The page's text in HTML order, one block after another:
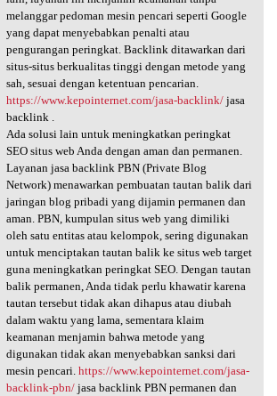
melanggar pedoman mesin pencari seperti Google
yang dapat menyebabkan penalti atau
pengurangan peringkat. Backlink ditawarkan dari
situs-situs berkualitas tinggi dengan metode yang
sah, sesuai dengan ketentuan pencarian.
https://www.kepointernet.com/jasa-backlink/jasa
backlink .
Ada solusi lain untuk meningkatkan peringkat
SEO situs web Anda dengan aman dan permanen.
Layanan jasa backlink PBN (Private Blog
Network) menawarkan pembuatan tautan balik dari
jaringan blog pribadi yang dijamin permanen dan
aman. PBN, kumpulan situs web yang dimiliki
oleh satu entitas atau kelompok, sering digunakan
untuk menciptakan tautan balik ke situs web target
guna meningkatkan peringkat SEO. Dengan tautan
balik permanen, Anda tidak perlu khawatir karena
tautan tersebut tidak akan dihapus atau diubah
dalam waktu yang lama, sementara klaim
keamanan menjamin bahwa metode yang
digunakan tidak akan menyebabkan sanksi dari
mesin pencari. https://www.kepointernet.com/jasa-
backlink-pbn/jasa backlink PBN permanen dan